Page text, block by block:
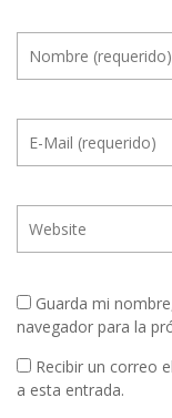
Guarda mi
navegador para la
Recibir un correo
a esta entrada.